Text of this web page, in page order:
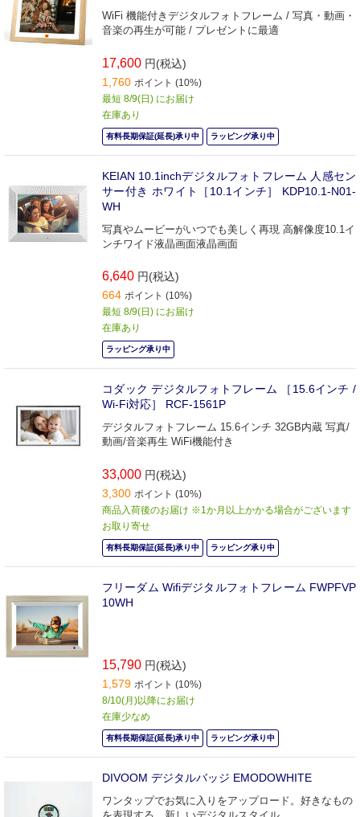
WiFi 機能付きデジタルフォトフレーム / 写真・動画・
音楽の再生が可能 / プレゼントに最適
17,600 円(税込)
1,760 ポイント (10%)
最短 8/9(日) にお届け
在庫あり
有料長期保証(延長)承り中 ラッピング承り中
KEIAN 10.1inchデジタルフォトフレーム 人感セン
サー付き ホワイト［10.1インチ］ KDP10.1-N01-
WH
写真やムービーがいつでも美しく再現 高解像度10.1イ
ンチワイド液晶画面液晶画面
6,640 円(税込)
664 ポイント (10%)
最短 8/9(日) にお届け
在庫あり
ラッピング承り中
コダック デジタルフォトフレーム ［15.6インチ /
Wi-Fi対応］ RCF-1561P
デジタルフォトフレーム 15.6インチ 32GB内蔵 写真/
動画/音楽再生 WiFi機能付き
33,000 円(税込)
3,300 ポイント (10%)
商品入荷後のお届け ※1か月以上かかる場合がございます
お取り寄せ
有料長期保証(延長)承り中 ラッピング承り中
フリーダム Wifiデジタルフォトフレーム FWPFVP
10WH
15,790 円(税込)
1,579 ポイント (10%)
8/10(月)以降にお届け
在庫少なめ
有料長期保証(延長)承り中 ラッピング承り中
DIVOOM デジタルバッジ EMODOWHITE
ワンタップでお気に入りをアップロード。好きなもの